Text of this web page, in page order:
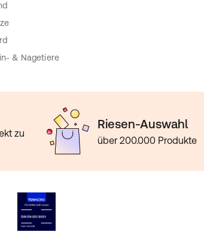
mit 350 Milliliter Wasser
Sonnenblumenprotein,
(*Allergen)
560 kJ
136 kcal
2.4 g
& Nagetiere
zu
Riesen-Auswahl
über 200.000 Produkte